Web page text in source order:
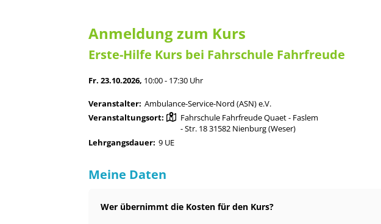
Anmeldung zum Kurs
Erste-Hilfe Kurs bei Fahrschule Fahrfreude
Fr. 23.10.2026, 10:00 - 17:30 Uhr
Veranstalter: Ambulance-Service-Nord (ASN) e.V.
Veranstaltungsort:
Fahrschule Fahrfreude Quaet - Faslem
- Str. 18 31582 Nienburg (Weser)
Lehrgangsdauer: 9 UE
Meine Daten
Wer übernimmt die Kosten für den Kurs?